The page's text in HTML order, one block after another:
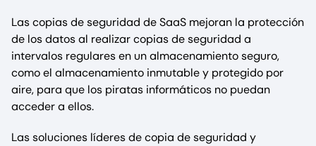
Las copias de seguridad de SaaS mejoran la protección
de los datos al realizar copias de seguridad a
intervalos regulares en un almacenamiento seguro,
como el almacenamiento inmutable y protegido por
aire, para que los piratas informáticos no puedan
acceder a ellos.
Las soluciones líderes de copia de seguridad y